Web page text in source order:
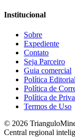
Institucional
Sobre
Expediente
Contato
Seja Parceiro
Guia comercial
Política Editorial
Política de
Política de
Termos de Uso
© 2026
Central regional